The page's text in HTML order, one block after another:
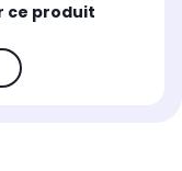
ce produit